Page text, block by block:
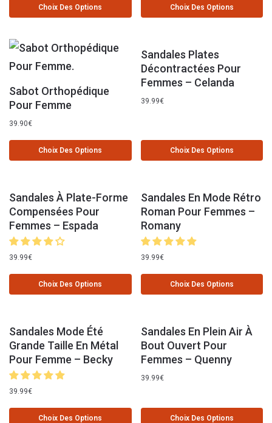
Choix Des Options Choix Des Options
Sabot Orthopédique
Pour Femme
39.90€
Choix Des Options
Sandales Plates
Décontractées Pour
Femmes – Celanda
39.99€
Choix Des Options
Sandales À Plate-Forme
Compensées Pour
Femmes – Espada
39.99€
Choix Des Options
Sandales En Mode Rétro
Roman Pour Femmes –
Romany
39.99€
Choix Des Options
Sandales Mode Été
Grande Taille En Métal
Pour Femme – Becky
39.99€
Choix Des Options
Sandales En Plein Air À
Bout Ouvert Pour
Femmes – Quenny
39.99€
Choix Des Options